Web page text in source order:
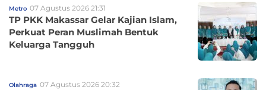
Metro 07 Agustus 2026 21:31
TP PKK Makassar Gelar Kajian Islam,
Perkuat Peran Muslimah Bentuk
Keluarga Tangguh
Olahraga 07 Agustus 2026 20:32